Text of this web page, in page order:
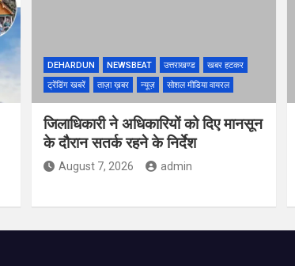
DEHARDUN NEWSBEAT उत्तराखण्ड
खबर हटकर
ट्रेंडिंग खबरें
ताज़ा ख़बर न्यूज़ सोशल मीडिया वायरल
जिलाधिकारी ने अधिकारियों को दिए मानसून
के दौरान सतर्क रहने के निर्देश
August 7, 2026 admin